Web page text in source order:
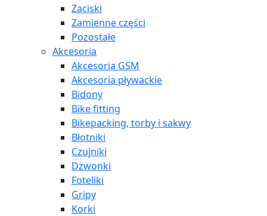
Zaciski
Zamienne części
Pozostałe
Akcesoria
Akcesoria GSM
Akcesoria pływackie
Bidony
Bike fitting
Bikepacking, torby i sakwy
Błotniki
Czujniki
Dzwonki
Foteliki
Gripy
Korki